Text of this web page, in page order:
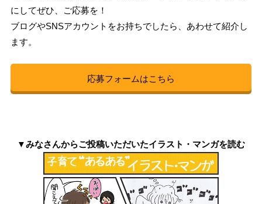
にしてぜひ、ご応募を！
ブログやSNSアカウントをお持ちでしたら、あわせて紹介し
ます。
応募フォームはこちら
▼みなさんからご投稿いただいたイラスト・マンガを読む